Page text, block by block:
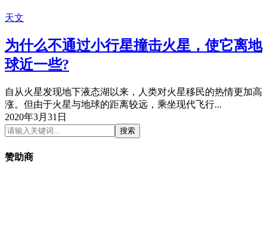
天文
为什么不通过小行星撞击火星，使它离地
球近一些?
自从火星发现地下液态湖以来，人类对火星移民的热情更加高
涨。但由于火星与地球的距离较远，乘坐现代飞行...
2020年3月31日
搜索
赞助商